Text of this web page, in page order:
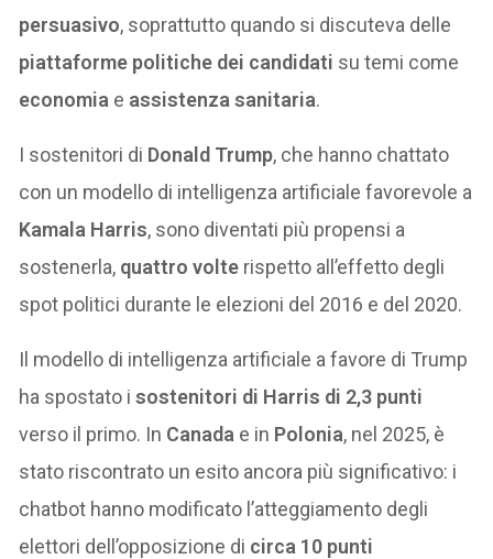
persuasivo, soprattutto quando si discuteva delle
piattaforme politiche dei candidati su temi come
economia e assistenza sanitaria.
I sostenitori di Donald Trump, che hanno chattato
con un modello di intelligenza artificiale favorevole a
Kamala Harris, sono diventati più propensi a
sostenerla, quattro volte rispetto all’effetto degli
spot politici durante le elezioni del 2016 e del 2020.
Il modello di intelligenza artificiale a favore di Trump
ha spostato isostenitori di Harris di 2,3 punti
verso il primo. In Canada e in Polonia, nel 2025, è
stato riscontrato un esito ancora più significativo: i
chatbot hanno modificato l’atteggiamento degli
elettori dell’opposizione di circa 10 punti